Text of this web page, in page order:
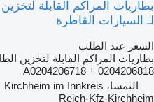
لـ السيارات القاطرة
السعر عند الطلب
بطاريات المراكم القابلة لتخزين
A0204206718 + 0204206818
النمسا، Kirchheim im Innkreis
Reich-Kfz-Kirchheim